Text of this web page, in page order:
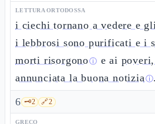
LETTURA ORTODOSSA
i ciechi tornano a vedere e
i lebbrosi sono purificati e i
morti risorgonoⓘ e ai
annunciata la buona notiziaⓘ.
6 🗝️2 🔗2
GRECO